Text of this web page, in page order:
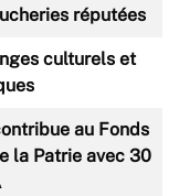
réputées
culturels et
au Fonds
la Patrie avec 30